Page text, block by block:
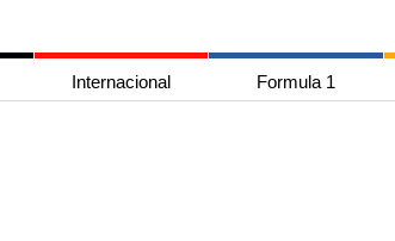
Internacional Formula 1